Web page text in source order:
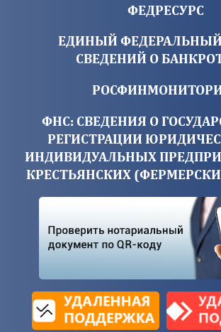
ФЕДРЕСУРС
ЕДИНЫЙ ФЕДЕРАЛЬНЫЙ
СВЕДЕНИЙ О
ФНС: СВЕДЕНИЯ О
РЕГИСТРАЦИИ
ИНДИВИДУАЛЬНЫХ
КРЕСТЬЯНСКИХ